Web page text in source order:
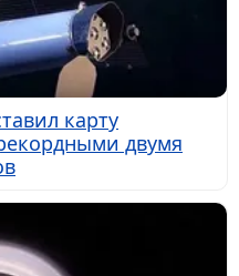
карту
двумя